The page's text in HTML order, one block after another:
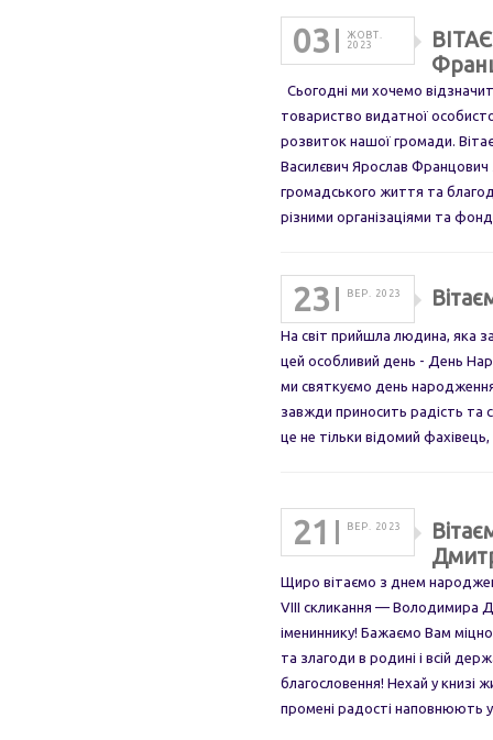
03
ЖОВТ.
2023
Сьогодні ми хочемо
товариство видатної
розвиток нашої громади.
Василєвич Ярослав
громадського життя та
різними організаціями та
23 ВЕР. 2023
На світ прийшла людина, яка
цей особливий день - День
ми святкуємо день
завжди приносить радість та
це не тільки відомий
21 ВЕР. 2023
Щиро вітаємо з днем
VIII скликання — Володимира
імениннику! Бажаємо Вам
та злагоди в родині і всій
благословення! Нехай у книзі
промені радості наповнюють